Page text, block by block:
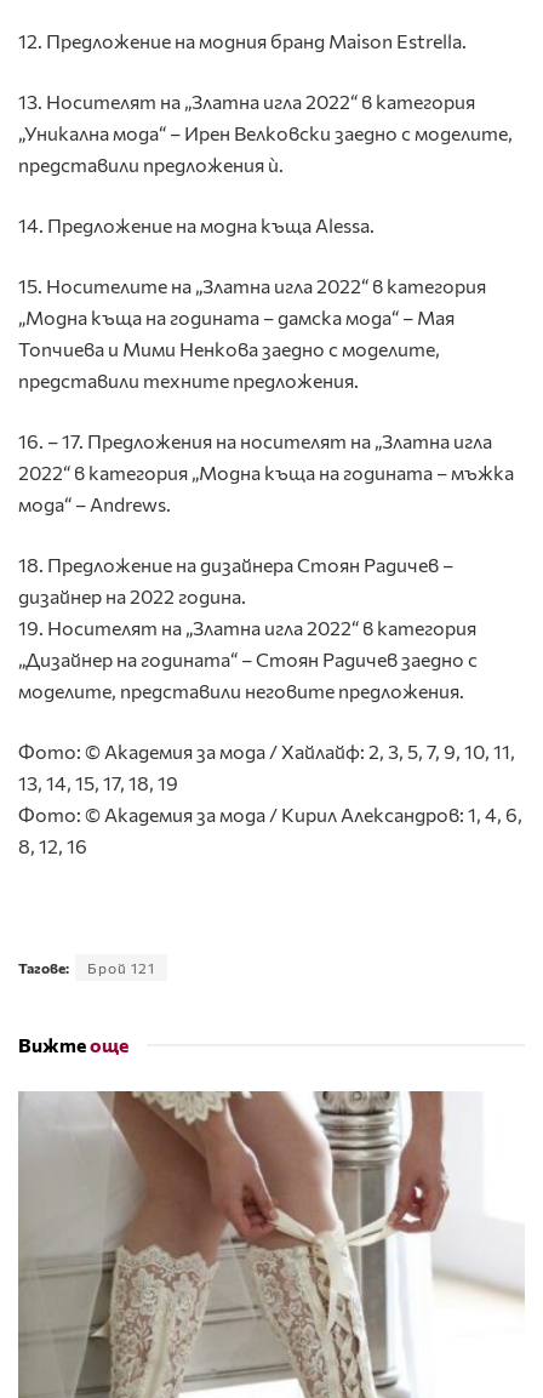
12. Предложение на модния бранд Maison Estrella.
13. Носителят на „Златна игла 2022“ в категория
„Уникална мода“ – Ирен Велковски заедно с моделите,
представили предложения ѝ.
14. Предложение на модна къща Alessa.
15. Носителите на „Златна игла 2022“ в категория
„Модна къща на годината – дамска мода“ – Мая
Топчиева и Мими Ненкова заедно с моделите,
представили техните предложения.
16. – 17. Предложения на носителят на „Златна игла
2022“ в категория „Модна къща на годината – мъжка
мода“ – Andrews.
18. Предложение на дизайнера Стоян Радичев –
дизайнер на 2022 година.
19. Носителят на „Златна игла 2022“ в категория
„Дизайнер на годината“ – Стоян Радичев заедно с
моделите, представили неговите предложения.
Фото: © Академия за мода / Хайлайф: 2, 3, 5, 7, 9, 10, 11,
13, 14, 15, 17, 18, 19
Фото: © Академия за мода / Кирил Александров: 1, 4, 6,
8, 12, 16
Тагове: Брой 121
Вижтеоще